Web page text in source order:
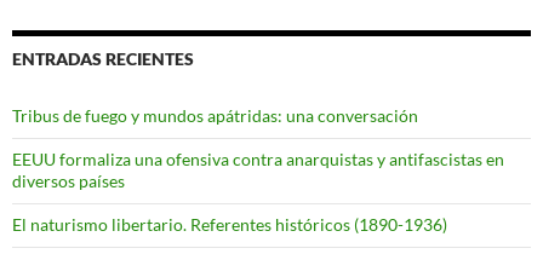
ENTRADAS RECIENTES
Tribus de fuego y mundos apátridas: una conversación
EEUU formaliza una ofensiva contra anarquistas y antifascistas en
diversos países
El naturismo libertario. Referentes históricos (1890-1936)